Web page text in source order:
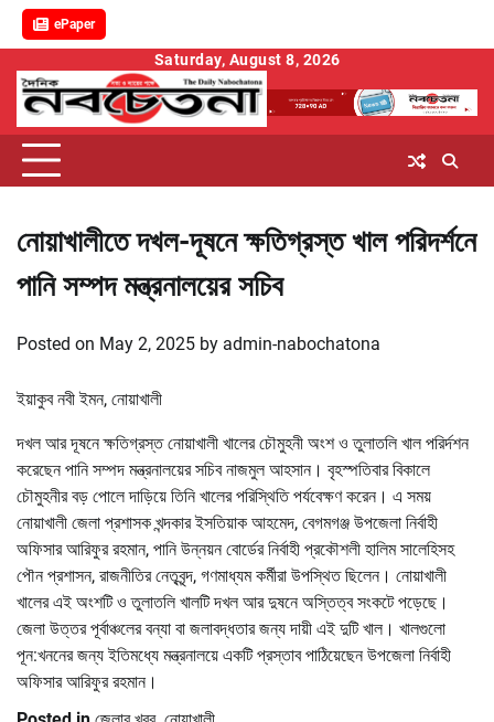
ePaper
content
Saturday, August 8, 2026
নোয়াখালীতে দখল-দূষনে ক্ষতিগ্রস্ত খাল পরিদর্শনে
পানি সম্পদ মন্ত্রনালয়ের সচিব
Posted on May 2, 2025 by admin-nabochatona
ইয়াকুব নবী ইমন, নোয়াখালী
দখল আর দূষনে ক্ষতিগ্রস্ত নোয়াখালী খালের চৌমুহনী অংশ ও তুলাতলি খাল পরির্দশন
করেছেন পানি সম্পদ মন্ত্রনালয়ের সচিব নাজমুল আহসান। বৃহস্পতিবার বিকালে
চৌমুহনীর বড় পোলে দাড়িয়ে তিনি খালের পরিস্থিতি পর্যবেক্ষণ করেন। এ সময়
নোয়াখালী জেলা প্রশাসক খন্দকার ইসতিয়াক আহমেদ, বেগমগঞ্জ উপজেলা নির্বাহী
অফিসার আরিফুর রহমান, পানি উন্নয়ন বোর্ডের নির্বাহী প্রকৌশলী হালিম সালেহিসহ
পৌন প্রশাসন, রাজনীতির নেতৃবৃন্দ, গণমাধ্যম কর্মীরা উপস্থিত ছিলেন। নোয়াখালী
খালের এই অংশটি ও তুলাতলি খালটি দখল আর দুষনে অস্তিত্ব সংকটে পড়েছে।
জেলা উত্তর পূর্বাঞ্চলের বন্যা বা জলাবদ্ধতার জন্য দায়ী এই দুটি খাল। খালগুলো
পূন:খননের জন্য ইতিমধ্যে মন্ত্রনালয়ে একটি প্রস্তাব পাঠিয়েছেন উপজেলা নির্বাহী
অফিসার আরিফুর রহমান।